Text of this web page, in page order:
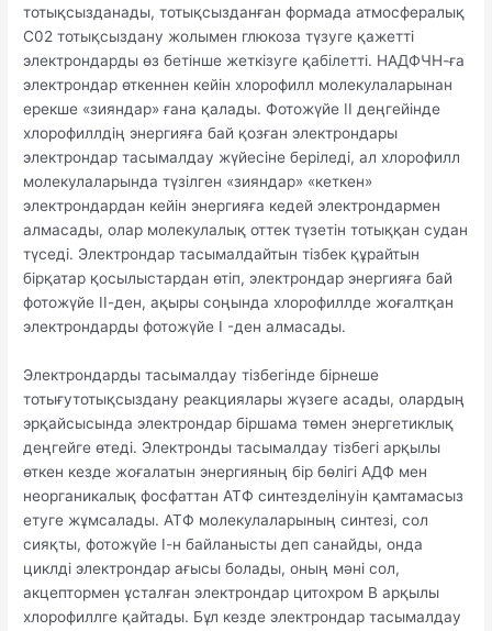
тотықсызданады, тотықсызданған формада атмосфералық
С02 тотықсыздану жолымен глюкоза түзуге қажетті
электрондарды өз бетінше жеткізуге қабілетті. НАДФЧН-ға
электрондар өткеннен кейін хлорофилл молекулаларынан
ерекше «зияндар» ғана қалады. Фотожүйе II деңгейінде
хлорофиллдің энергияға бай қозған электрондары
электрондар тасымалдау жүйесіне беріледі, ал хлорофилл
молекулаларында түзілген «зияндар» «кеткен»
электрондардан кейін энергияға кедей электрондармен
алмасады, олар молекулалық оттек түзетін тотыққан судан
түседі. Электрондар тасымалдайтын тізбек құрайтын
бірқатар қосылыстардан өтіп, электрондар энергияға бай
фотожүйе ІІ-ден, ақыры соңында хлорофиллде жоғалтқан
электрондарды фотожүйе I -ден алмасады.
Электрондарды тасымалдау тізбегінде бірнеше
тотығутотықсыздану реакциялары жүзеге асады, олардың
эрқайсысында электрондар біршама төмен энергетиклық
деңгейге өтеді. Электронды тасымалдау тізбегі арқылы
өткен кезде жоғалатын энергияның бір бөлігі АДФ мен
неорганикалық фосфаттан АТФ синтезделінуін қамтамасыз
етуге жұмсалады. АТФ молекулаларының синтезі, сол
сияқты, фотожүйе І-н байланысты деп санайды, онда
циклді электрондар ағысы болады, оның мәні сол,
акцептормен ұсталған электрондар цитохром В арқылы
хлорофиллге қайтады. Бұл кезде электрондар тасымалдау